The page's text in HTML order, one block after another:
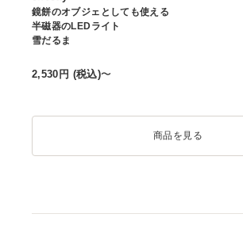
鏡餅のオブジェとしても使える
半磁器のLEDライト
雪だるま
2,530 円 (税込)〜
商品を見る